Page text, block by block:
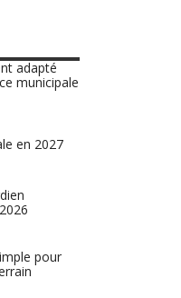
adapté
municipale
en 2027
pour